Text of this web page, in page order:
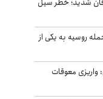
روسیه به یکی از
معوقات